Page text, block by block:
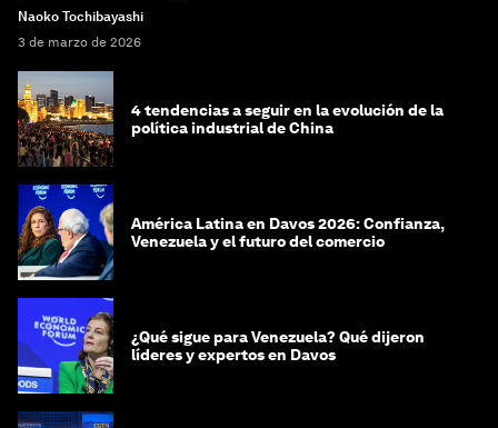
Naoko Tochibayashi
3 de marzo de 2026
4 tendencias a seguir en la evolución de la
política industrial de China
América Latina en Davos 2026: Confianza,
Venezuela y el futuro del comercio
¿Qué sigue para Venezuela? Qué dijeron
líderes y expertos en Davos